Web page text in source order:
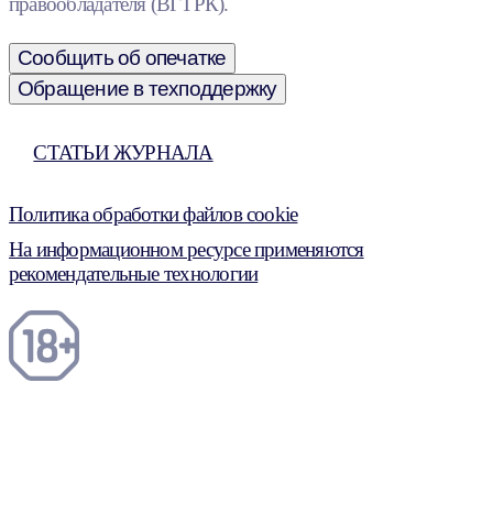
Сообщить об опечатке
Обращение в техподдержку
СТАТЬИ ЖУРНАЛА
Политика обработки файлов cookie
На информационном ресурсе применяются
рекомендательные технологии